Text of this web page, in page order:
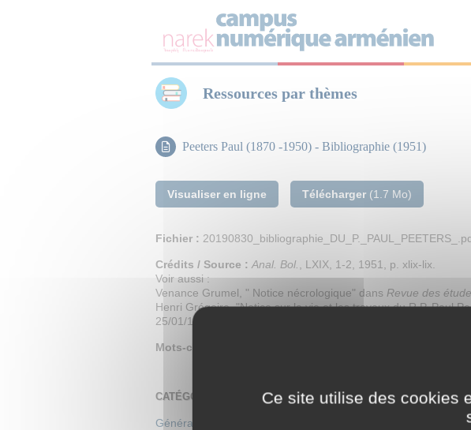
Ressources par thèmes
Peeters Paul (1870 -1950) - Bibliographie (1951)
Visualiser en ligne Télécharger (1.7 Mo)
Fichier :
Crédits / Source : Anal. Bol.
, LXIX, 1-2, 1951, p. xlix-lix.
Voir aussi :
Venance Grumel, " Notice nécrologique" dans Revue des
Henri Grégoire, "Notice sur la vie et les travaux du R.P. Paul
25/01/1952.
Mots-clefs :
CATÉGORIES
Généralités
Ce site utilise des cookies